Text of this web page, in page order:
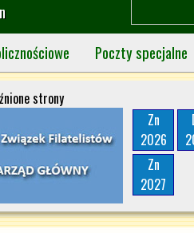
Poczty specjalne
strony
Zn
2026
Zn
2027